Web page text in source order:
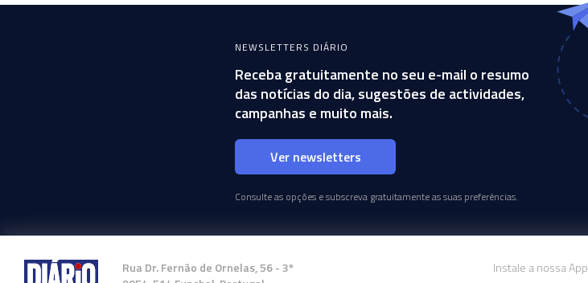
NEWSLETTERS DIÁRIO
Receba gratuitamente no seu e-mail o resumo
das notícias do dia, sugestões de actividades,
campanhas e muito mais.
Ver newsletters
Consulte as opções e subscreva gratuitamente as suas preferências.
Rua Dr. Fernão de Ornelas, 56 - 3º
Instale a nossa App